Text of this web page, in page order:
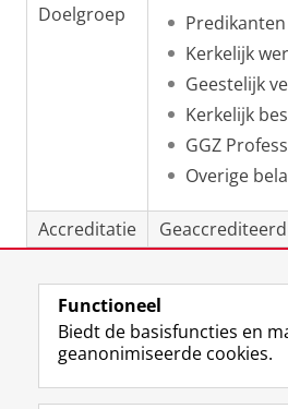
Doelgroep
Predikanten
Kerkelijk
Geestelijk
Kerkelijk
GGZ
Overige
Accreditatie
Laatst gewijzigd: 14 juni 2023
Volg de RUG
F
Functioneel
Biedt de basisfuncties en
geanonimiseerde cookies.